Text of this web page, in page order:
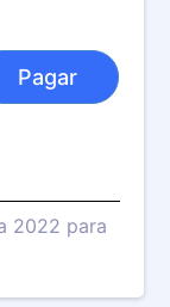
2022 para
Pagar